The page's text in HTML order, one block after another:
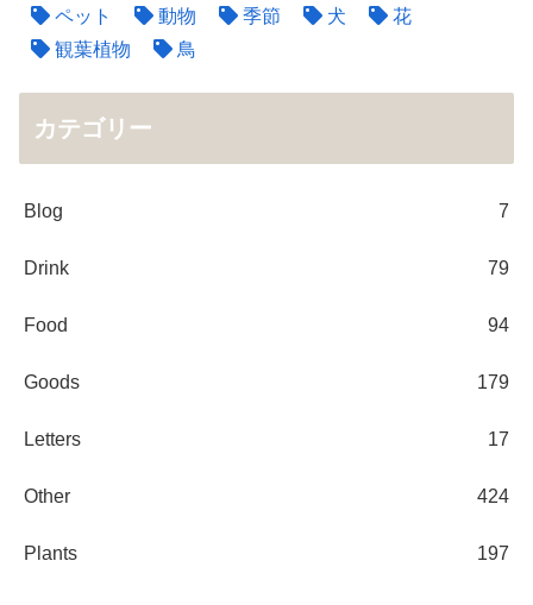
ペット
動物 季節 犬
花
観葉植物
鳥
カテゴリー
Blog 7
Drink 79
Food 94
Goods 179
Letters 17
Other 424
Plants 197